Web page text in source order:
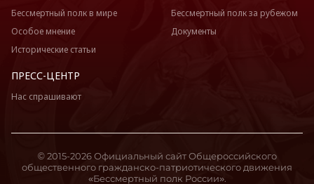
Бессмертный полк в мире
Особое мнение
Исторические статьи
Бессмертный полк за рубежом
Документы
ПРЕСС-ЦЕНТР
Нас спрашивают
© 2015-2026 Официальный сайт Общероссийского
общественного гражданско-патриотического движения
«Бессмертный полк России».